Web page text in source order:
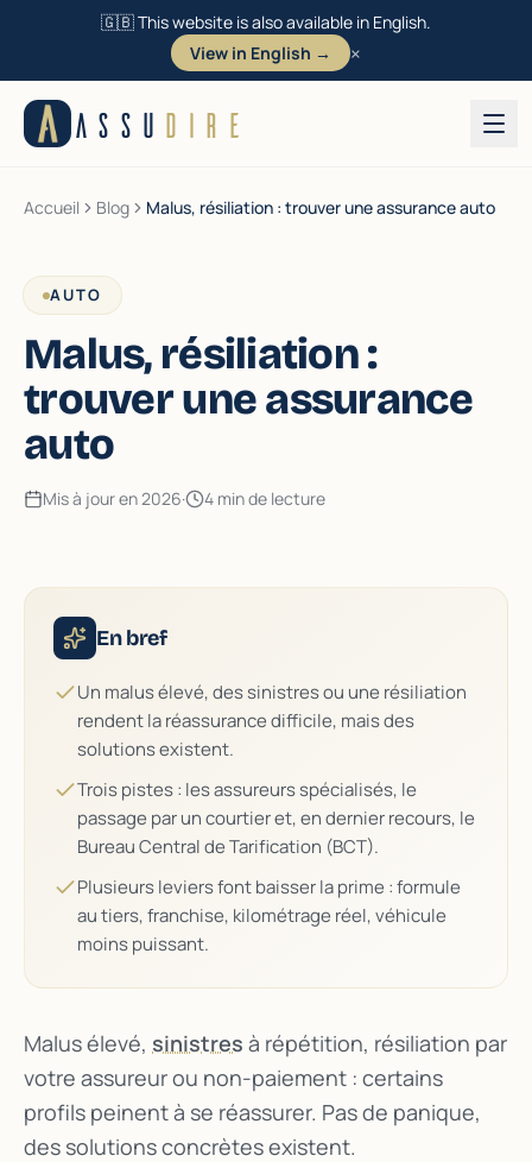
🇬🇧 This website is also available in English.
View in English →
×
Aller au contenu
ASSU DIRE
Accueil Blog Malus, résiliation : trouver une assurance auto
AUTO
Malus, résiliation :
trouver une assurance
auto
Mis à jour en 2026· 4 min de lecture
En bref
Un malus élevé, des sinistres ou une résiliation
rendent la réassurance difficile, mais des
solutions existent.
Trois pistes : les assureurs spécialisés, le
passage par un courtier et, en dernier recours, le
Bureau Central de Tarification (BCT).
Plusieurs leviers font baisser la prime : formule
au tiers, franchise, kilométrage réel, véhicule
moins puissant.
Malus élevé, sinistres à répétition, résiliation par
votre assureur ou non-paiement : certains
profils peinent à se réassurer. Pas de panique,
des solutions concrètes existent.